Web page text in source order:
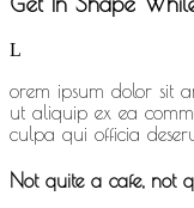
L
orem ipsum dolor sit
ut aliquip ex ea
culpa qui officia
Not quite a cafe, not